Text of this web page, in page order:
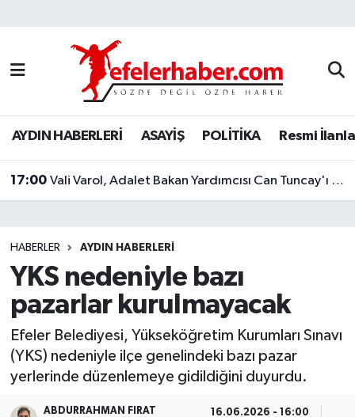
AYDIN HABERLERİ ASAYİŞ POLİTİKA Resmi
17:00 Vali Varol, Adalet Bakan Yardımcısı Can Tuncay'ı ağırladı
HABERLER AYDIN HABERLERİ
YKS nedeniyle bazı
pazarlar kurulmayacak
Efeler Belediyesi, Yükseköğretim Kurumları Sınavı
(YKS) nedeniyle ilçe genelindeki bazı pazar
yerlerinde düzenlemeye gidildiğini duyurdu.
ABDURRAHMAN FIRAT 16.06.2026 - 16:00
Nöbetçi Eczaneler
Hava Durumu
Aydin Namaz Vakitleri
Trafik Durumu
Son Dakika Haberleri
Haber Arşivi